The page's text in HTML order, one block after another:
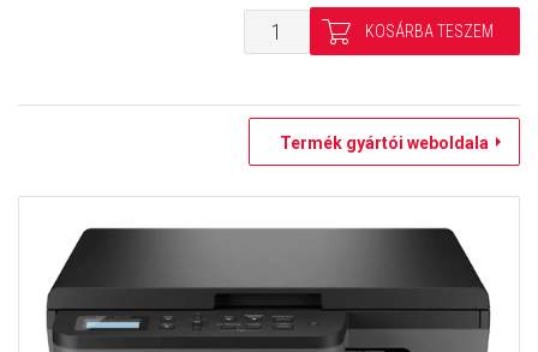
Termék gyártói weboldala